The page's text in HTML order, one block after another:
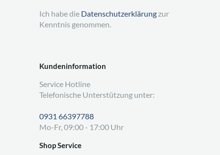
Kundeninformation
Service Hotline
Telefonische Unterstützung unter:
0931 66397788
Mo-Fr, 09:00 - 17:00 Uhr
Shop Service
Ich habe die Datenschutzerklärung zur
Kenntnis genommen.